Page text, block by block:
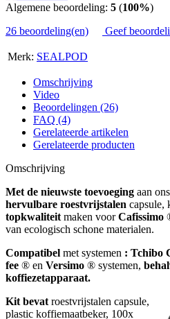
Algemene beoordeling: 5 (100%)
26 beoordeling(en)
Geef
Merk: SEALPOD
Omschrijving
Video
Beoordelingen (26)
FAQ (4)
Gerelateerde artikelen
Gerelateerde producten
Omschrijving
Met de nieuwste toevoeging aan
hervulbare roestvrijstalen capsule,
topkwaliteit maken voorCafissimo
van ecologisch schone materialen.
Compatibel met systemen : Tchibo
fee ® en Versimo ® systemen,
koffiezetapparaat.
Kit bevat roestvrijstalen capsule,
plastic koffiemaatbeker, 100x